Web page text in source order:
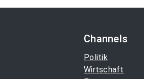
Channels
Politik
Wirtschaft